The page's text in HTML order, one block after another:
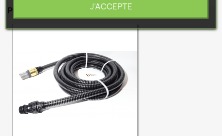
PRODUITS ASSOCIÉSJ'ACCEPTE